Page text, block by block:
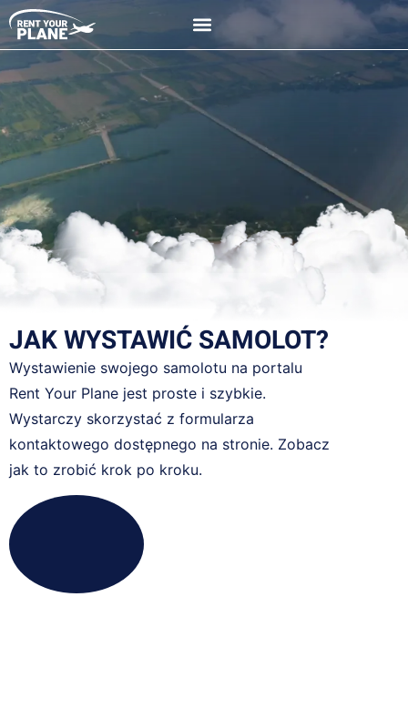
JAK WYSTAWIĆ SAMOLOT?
Wystawienie swojego samolotu na portalu
Rent Your Plane jest proste i szybkie.
Wystarczy skorzystać z formularza
kontaktowego dostępnego na stronie. Zobacz
jak to zrobić krok po kroku.